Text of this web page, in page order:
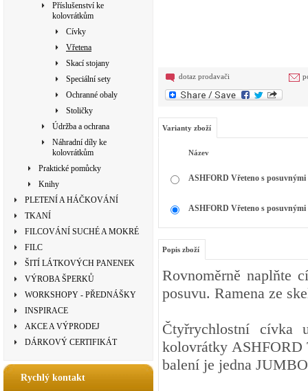
Příslušenství ke
kolovrátkům
Cívky
Vřetena
Skací stojany
Speciální sety
Ochranné obaly
Stoličky
Údržba a ochrana
Náhradní díly ke
kolovrátkům
Praktické pomůcky
Knihy
PLETENÍ A HÁČKOVÁNÍ
TKANÍ
FILCOVÁNÍ SUCHÉ A MOKRÉ
FILC
ŠITÍ LÁTKOVÝCH PANENEK
VÝROBA ŠPERKŮ
WORKSHOPY - PŘEDNÁŠKY
INSPIRACE
AKCE A VÝPRODEJ
DÁRKOVÝ CERTIFIKÁT
Rychlý kontakt
dotaz prodavači
Varianty zboží
Název
ASHFORD Vřeteno s
ASHFORD Vřeteno s
Popis zboží
Rovnoměrně naplňte
posuvu. Ramena ze
Čtyřrychlostní cívka
kolovrátky ASHFORD
balení je jedna